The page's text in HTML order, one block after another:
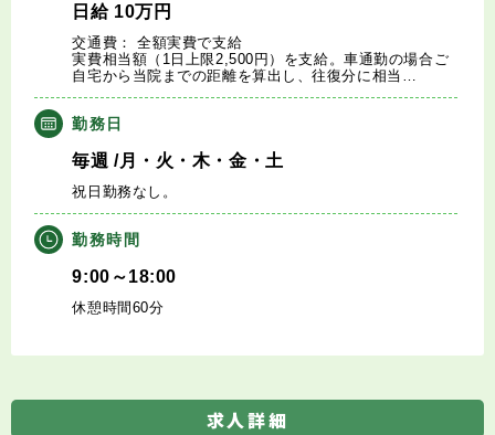
医師に役立つ取材記事
大学医局紹介
日給10万円
交通費： 全額実費で支給
実費相当額（1日上限2,500円）を支給。車通勤の場合ご
自宅から当院までの距離を算出し、往復分に相当…
勤務日
毎週 /月・火・木・金・土
祝日勤務なし。
勤務時間
9:00～18:00
休憩時間60分
求人詳細